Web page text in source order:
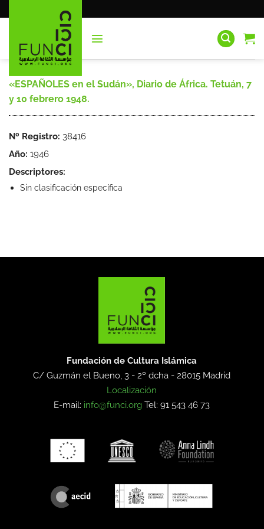
al
«ESPAÑOLES en el Sudán», Diario de África. Tetuán, 7
y 10 febrero 1948.
Nº Registro: 38416
Año: 1946
Descriptores:
Sin clasificación específica
Fundación de Cultura Islámica
C/ Guzmán el Bueno, 3 - 2º dcha -28015 Madrid
Localización
E-mail: info@funci.org Tel: 91 543 46 73